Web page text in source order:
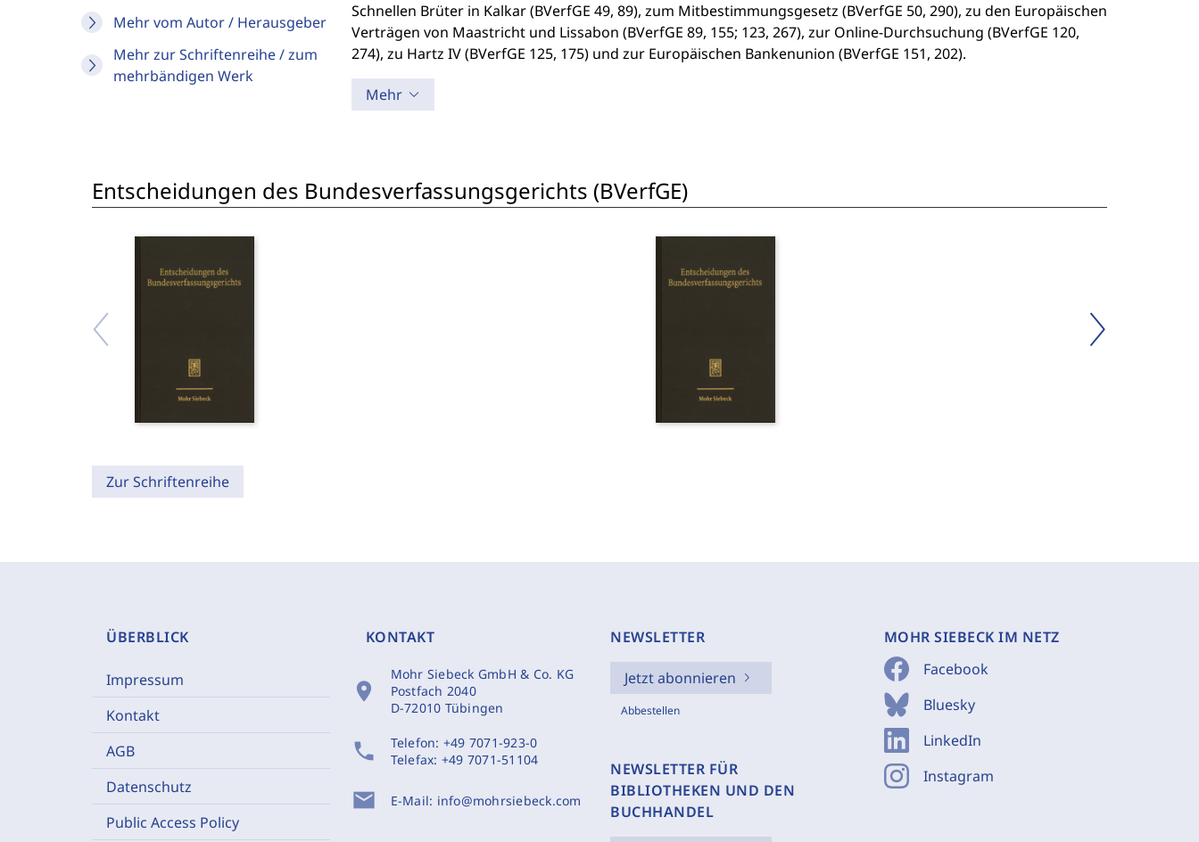
Mehr vom Autor / Herausgeber
Mehr zur Schriftenreihe / zum
mehrbändigen Werk
Schnellen Brüter in Kalkar (BVerfGE 49, 89), zum Mitbestimmungsgesetz (BVerfGE 50, 290), zu den Europäischen
Verträgen von Maastricht und Lissabon (BVerfGE 89, 155; 123, 267), zur Online-Durchsuchung (BVerfGE 120,
274), zu Hartz IV (BVerfGE 125, 175) und zur Europäischen Bankenunion (BVerfGE 151, 202).
Mehr
Entscheidungen des Bundesverfassungsgerichts (BVerfGE)
Zur Schriftenreihe
ÜBERBLICK
Impressum
Kontakt
AGB
Datenschutz
Public Access Policy
KONTAKT
location_on
Mohr Siebeck GmbH & Co. KG
Postfach 2040
D-72010 Tübingen
phone Telefon: +49 7071-923-0
Telefax: +49 7071-51104
mail E-Mail: info@mohrsiebeck.com
NEWSLETTER
Jetzt abonnieren
Abbestellen
NEWSLETTER FÜR
BIBLIOTHEKEN UND DEN
BUCHHANDEL
MOHR SIEBECK IM NETZ
Facebook
Bluesky
LinkedIn
Instagram